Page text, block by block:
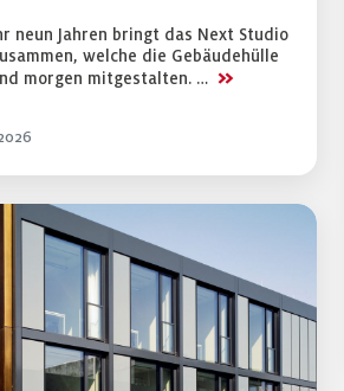
neun Jahren bringt das Next Studio
welche die Gebäudehülle
morgen mitgestalten. … >>